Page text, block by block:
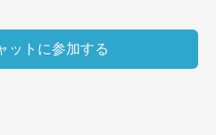
ットに参加する